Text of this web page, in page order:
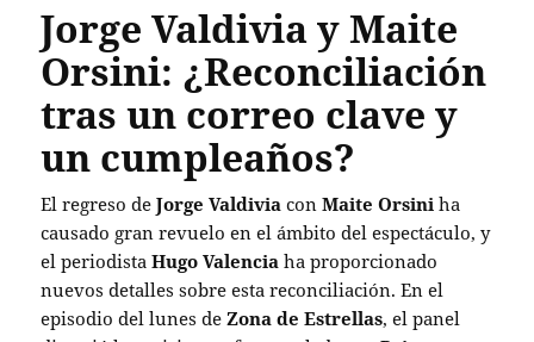
Jorge Valdivia y Maite
Orsini: ¿Reconciliación
tras un correo clave y
un cumpleaños?
El regreso deJorge Valdivia conMaite Orsini ha
causado gran revuelo en el ámbito del espectáculo, y
el periodistaHugo Valencia ha proporcionado
nuevos detalles sobre esta reconciliación. En el
episodio del lunes de Zona de Estrellas, el panel